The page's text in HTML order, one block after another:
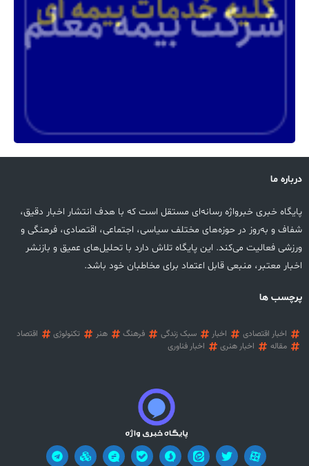
درباره ما
پایگاه خبری خبرواژه رسانه‌ای مستقل است که با هدف انتشار اخبار دقیق،
شفاف و به‌روز در حوزه‌های مختلف سیاسی، اجتماعی، اقتصادی، فرهنگی و
ورزشی فعالیت می‌کند. این پایگاه تلاش دارد با تحلیل‌های عمیق و بازنشر
اخبار معتبر، منبعی قابل اعتماد برای مخاطبان خود باشد.
پرچسب ها
اخبار اقتصادی اخبار سبک زندگی فرهنگ هنر تکنولوژی
اقتصاد
مقاله
اخبار هنری اخبار فناوری